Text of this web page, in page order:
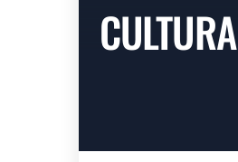
CULTURA